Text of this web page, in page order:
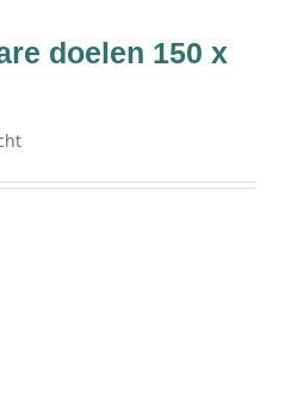
doelen 150 x